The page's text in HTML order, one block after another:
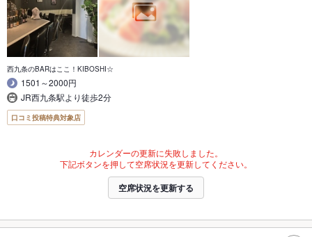
西九条のBARはここ！KIBOSHI☆
1501～2000円
JR西九条駅より徒歩2分
口コミ投稿特典対象店
カレンダーの更新に失敗しました。
下記ボタンを押して空席状況を更新してください。
空席状況を更新する